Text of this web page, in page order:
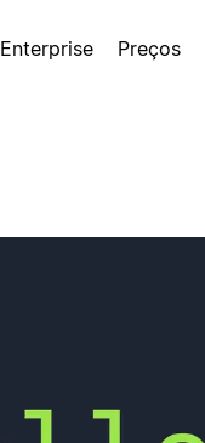
Enterprise Preços